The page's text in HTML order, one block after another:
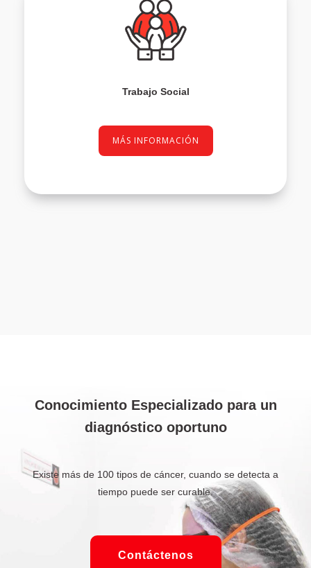
Trabajo Social
MÁS INFORMACIÓN
Conocimiento Especializado para un
diagnóstico oportuno
Existe más de 100 tipos de cáncer, cuando se detecta a
tiempo puede ser curable.
Contáctenos